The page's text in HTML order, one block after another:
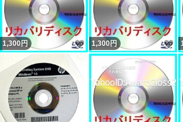
1,300円 いいね！
1,300円